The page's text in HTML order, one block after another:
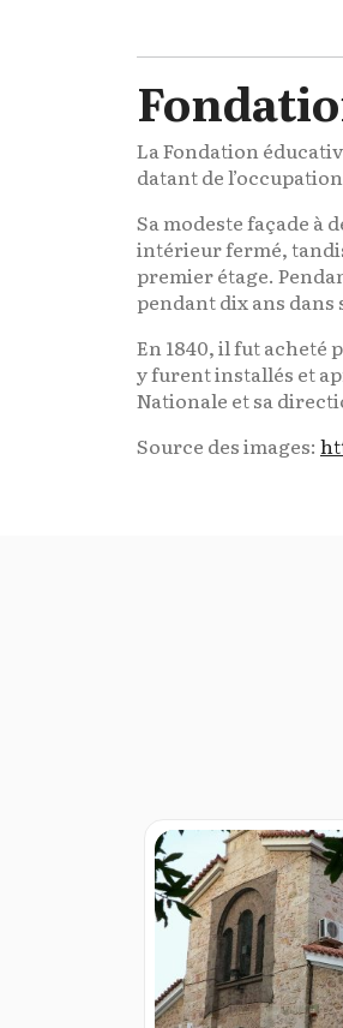
La Fondation
datant de
Sa modeste façade à
intérieur fermé,
premier étage.
pendant dix ans dans
En 1840, il fut acheté
y furent installés et
Nationale et sa
Source des images: